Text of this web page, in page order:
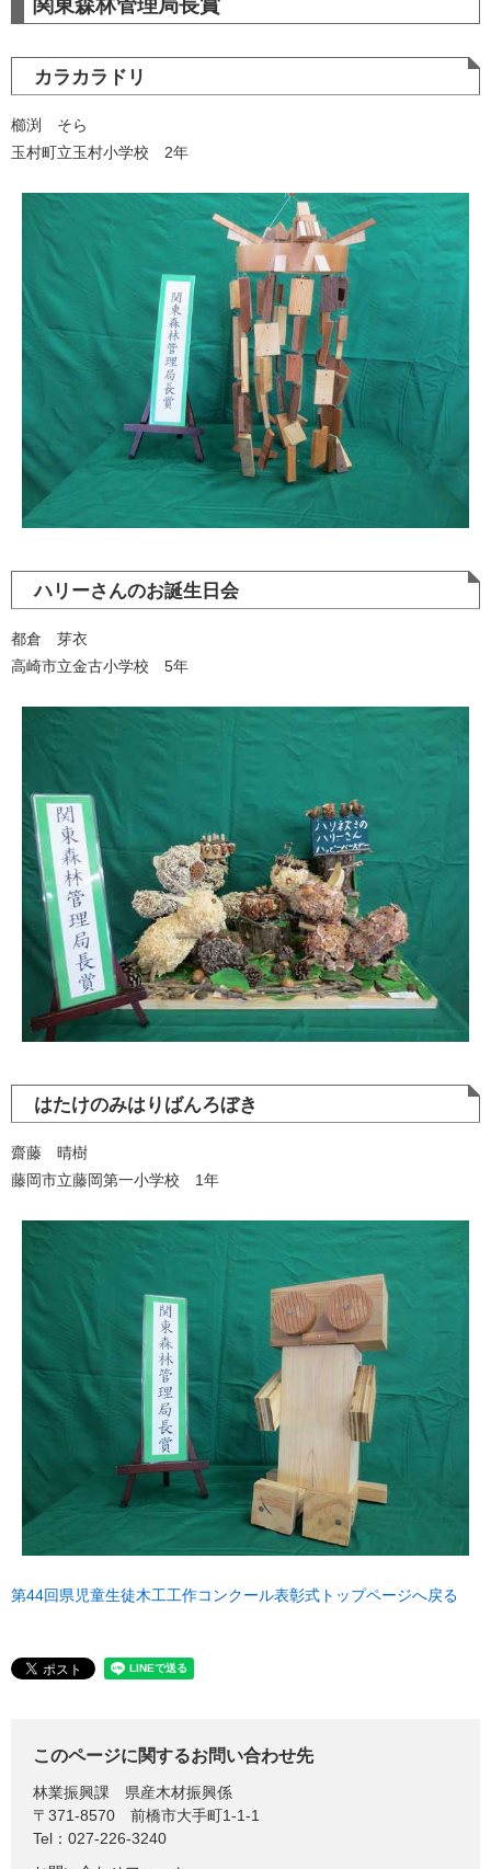
カラカラドリ
櫛渕 そら
玉村町立玉村小学校 2年
ハリーさんのお誕生日会
都倉 芽衣
高崎市立金古小学校 5年
はたけのみはりばんろぼき
齋藤 晴樹
藤岡市立藤岡第一小学校 1年
第44回県児童生徒木工工作コンクール表彰式トップページへ戻る
このページに関するお問い合わせ先
林業振興課
県産木材振興係
〒371-8570
前橋市大手町1-1-1
Tel：027-226-3240